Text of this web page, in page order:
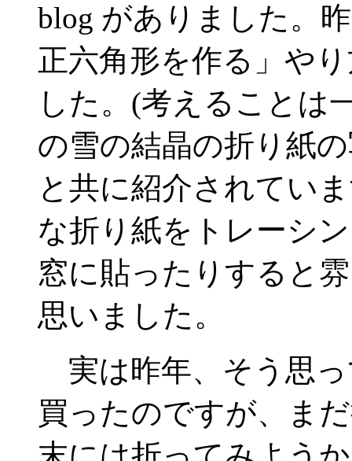
blog がありました。
正六角形を作る」や
した。(考えること
の雪の結晶の折り紙
と共に紹介されてい
な折り紙をトレーシ
窓に貼ったりすると
思いました。
実は昨年、そう思
買ったのですが、ま